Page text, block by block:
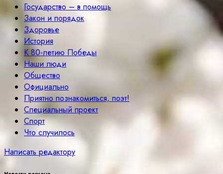
Государство – в помощь
Закон и порядок
Здоровье
История
К 80-летию Победы
Наши люди
Общество
Официально
Приятно познакомиться, поэт!
Специальный проект
Спорт
Что случилось
Написать редактору